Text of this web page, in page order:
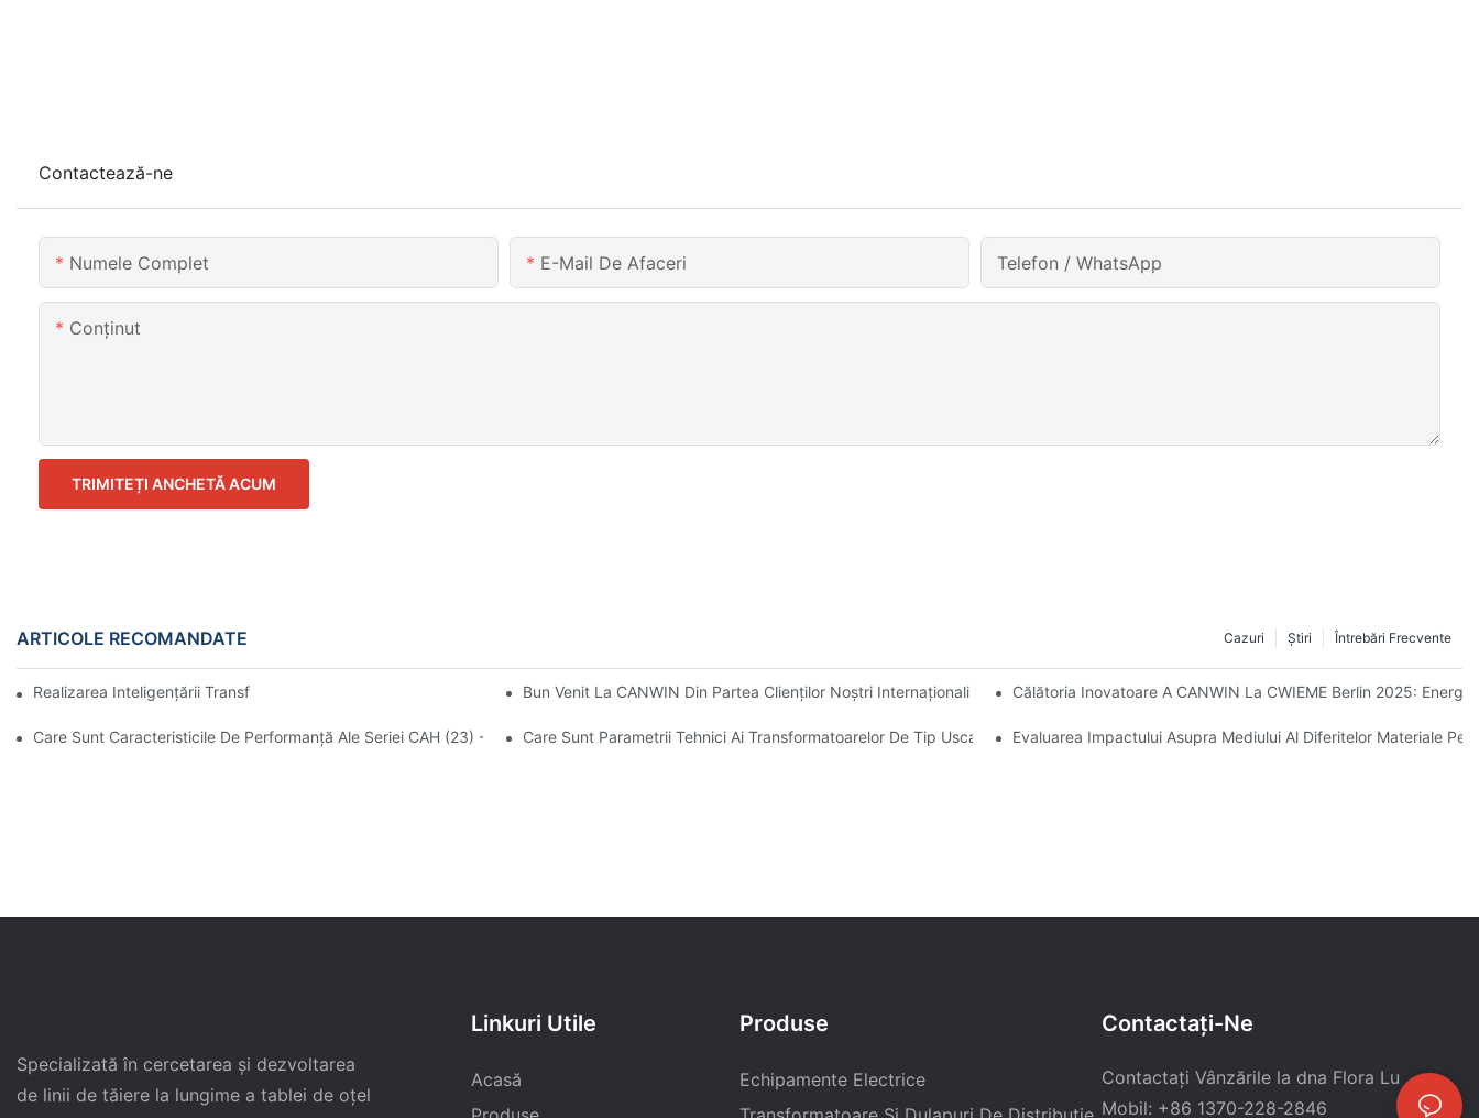
Contactează-ne
Numele Complet E-Mail De Afaceri Telefon / WhatsApp
Conţinut
TRIMITEȚI ANCHETĂ ACUM
ARTICOLE RECOMANDATE Întrebări Frecvente
Ştiri
Cazuri
Realizarea Inteligențării Transformatorului De 110kV Bun Venit La CANWIN Din Partea Clienților Noștri Internaționali Călătoria Inovatoare A CANWIN La CWIEME Berlin 2025:
Care Sunt Caracteristicile De Performanță Ale Seriei CAH (23) -300/400/600DV Dezvoltate De CANWIN?Care Sunt Parametrii Tehnici Ai Transformatoarelor De Tip Uscat? Care Sunt Funcțiile Lor Respective?1
Evaluarea Impactului Asupra Mediului Al Diferitelor Materiale
Specializată în cercetarea și dezvoltarea
de linii de tăiere la lungime a tablei de oțel
Linkuri Utile
Acasă
Produse
Echipamente Electrice
Contactaţi-Ne
Contactați Vânzările la dna Flora Lu
Mobil: +86 1370-228-2846